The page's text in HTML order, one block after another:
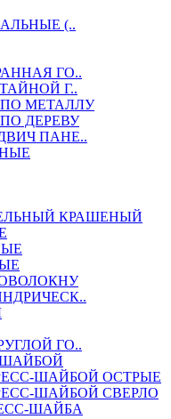
(..
ГО..
Г..
МЕТАЛЛУ
ДЕРЕВУ
ПАНЕ..
КРАШЕНЫЙ
ГО..
ШАЙБОЙ ОСТРЫЕ
ШАЙБОЙ СВЕРЛО
ШАЙБА